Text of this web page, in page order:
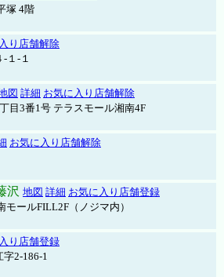
塚 4階
り店舗解除
１-１
図 詳細 お気に入り店舗解除
目3番1号 テラスモール湘南4F
お気に入り店舗解除
沢 地図 詳細 お気に入り店舗登録
ールFILL2F（ノジマ内）
り店舗登録
2-186-1